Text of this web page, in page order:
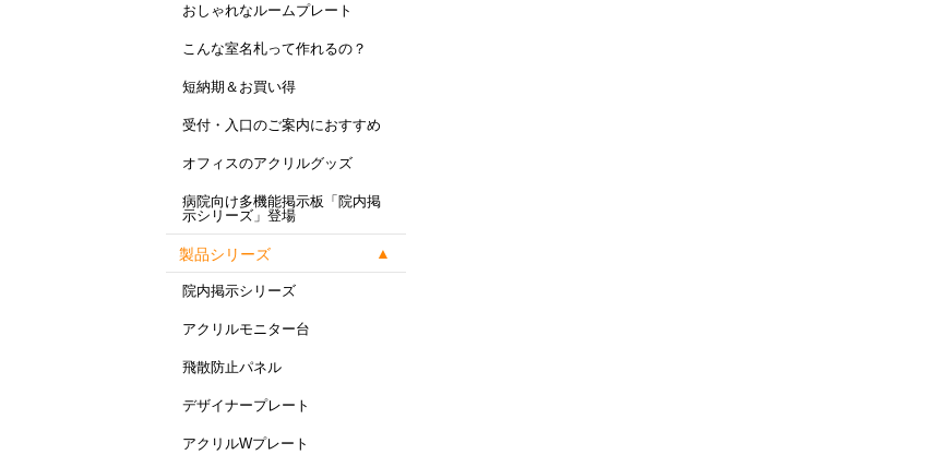
おしゃれなルームプレート
こんな室名札って作れるの？
短納期＆お買い得
受付・入口のご案内におすすめ
オフィスのアクリルグッズ
病院向け多機能掲示板「院内掲
示シリーズ」登場
製品シリーズ
院内掲示シリーズ
アクリルモニター台
飛散防止パネル
デザイナープレート
アクリルWプレート